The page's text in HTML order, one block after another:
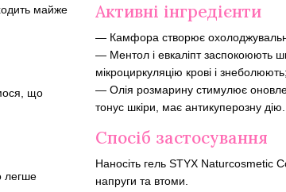
майже
що
легше
Активні інгредієнти
— Камфора створює
— Ментол і евкаліпт заспокоюють
мікроциркуляцію крові і знеболюють;
— Олія розмарину стимулює
тонус шкіри, має антикуперозну дію.
Спосіб застосування
Наносіть гель STYX Naturcosmetic
напруги та втоми.